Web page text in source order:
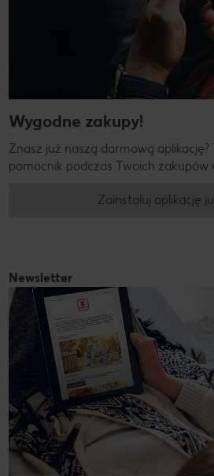
Wygodne zakupy!
Znasz już naszą darmową aplikację?
pomocnik podczas Twoich zakupów
Zainstaluj aplikację
Newsletter